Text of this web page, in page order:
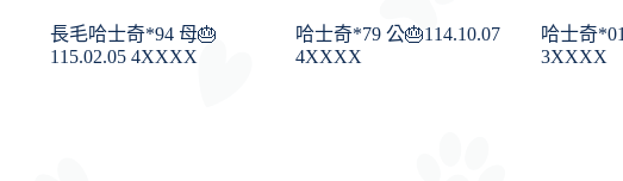
長毛哈士奇*94 母🎂
115.02.05 4XXXX
哈士奇*79 公🎂114.10.07
4XXXX
哈士奇
3XXXX